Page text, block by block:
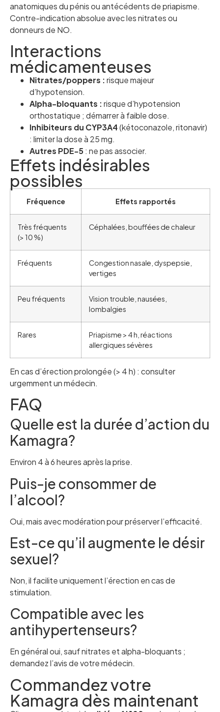
anatomiques du pénis ou antécédents de priapisme.
Contre-indication absolue avec les nitrates ou
donneurs de NO.
Interactions
médicamenteuses
Nitrates/poppers :risque majeur
d’hypotension.
Alpha-bloquants :risque d’hypotension
orthostatique ; démarrer à faible dose.
Inhibiteurs du CYP3A4(kétoconazole, ritonavir)
: limiter la dose à 25 mg.
Autres PDE-5: ne pas associer.
Effets indésirables
possibles
Fréquence Effets rapportés
Très fréquents
(> 10 %)
Céphalées, bouffées de chaleur
Fréquents
Congestion nasale, dyspepsie,
vertiges
Peu fréquents
Vision trouble, nausées,
lombalgies
Rares
Priapisme > 4 h, réactions
allergiques sévères
En cas d’érection prolongée (> 4 h) : consulter
urgemment un médecin.
FAQ
Quelle est la durée d’action du
Kamagra?
Environ 4 à 6 heures après la prise.
Puis-je consommer de
l’alcool?
Oui, mais avec modération pour préserver l’efficacité.
Est-ce qu’il augmente le désir
sexuel?
Non, il facilite uniquement l’érection en cas de
stimulation.
Compatible avec les
antihypertenseurs?
En général oui, sauf nitrates et alpha-bloquants ;
demandez l’avis de votre médecin.
Commandez votre
Kamagra dès maintenant